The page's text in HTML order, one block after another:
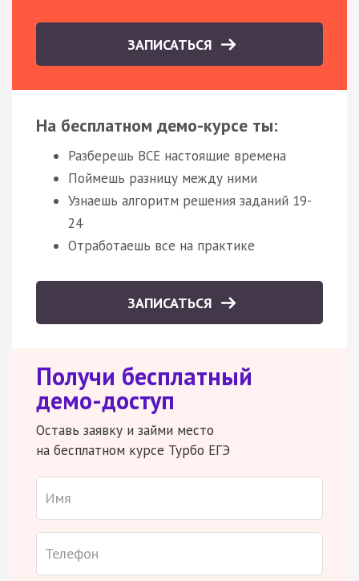
ЗАПИСАТЬСЯ
На бесплатном демо-курсе ты:
Разберешь ВСЕ настоящие времена
Поймешь разницу между ними
Узнаешь алгоритм решения заданий 19-
24
Отработаешь все на практике
ЗАПИСАТЬСЯ
Получи бесплатный
демо-доступ
Оставь заявку и займи место
на бесплатном курсе Турбо ЕГЭ